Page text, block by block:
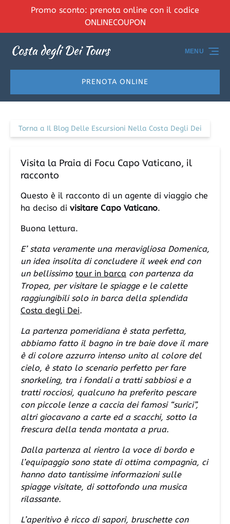
Vai alla navigazione principale
Vai al contenuto
Vai al piè di pagina
Promo sconto: prenota online con il codice
ONLINECOUPON
PRENOTA ONLINE
MENU
Torna a Il Blog Delle Escursioni Nella Costa Degli Dei
Visita la Praia di Focu Capo Vaticano, il
racconto
Questo è il racconto di un agente di viaggio che
ha deciso di visitare Capo Vaticano.
Buona lettura.
E’ stata veramente una meravigliosa Domenica,
un idea insolita di concludere il week end con
un bellissimo tour in barca con partenza da
Tropea, per visitare le spiagge e le calette
raggiungibili solo in barca della splendida
Costa degli Dei.
La partenza pomeridiana è stata perfetta,
abbiamo fatto il bagno in tre baie dove il mare
è di colore azzurro intenso unito al colore del
cielo, è stato lo scenario perfetto per fare
snorkeling, tra i fondali a tratti sabbiosi e a
tratti rocciosi, qualcuno ha preferito pescare
con piccole lenze a caccia dei famosi “surici”,
altri giocavano a carte ed a scacchi, sotto la
frescura della tenda montata a prua.
Dalla partenza al rientro la voce di bordo e
l’equipaggio sono state di ottima compagnia, ci
hanno dato tantissime informazioni sulle
spiagge visitate, di sottofondo una musica
rilassante.
L’aperitivo è ricco di sapori, bruschette con